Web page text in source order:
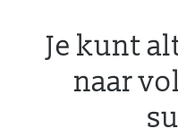
Je kunt
naar